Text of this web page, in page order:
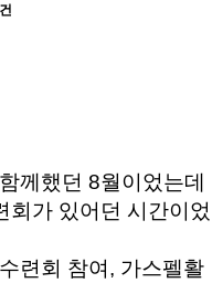
께했던 8월이었는데
회가 있어던 시간이었
련회 참여, 가스펠활